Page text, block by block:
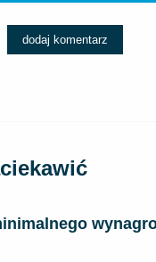
dodaj komentarz